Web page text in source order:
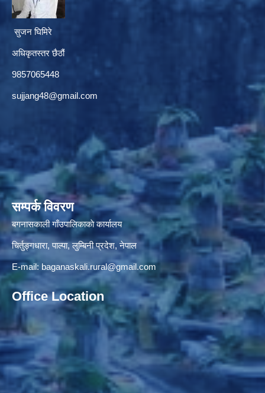
सुजन घिमिरे
अधिकृतस्तर छैठौं‌
9857065448
sujjang48@gmail.com
सम्पर्क विवरण
बगनासकाली गाँउपालिकाकाे कार्यालय
चिर्तुङ्गधारा, पाल्पा, लुम्बिनी प्रदेश, नेपाल
E-mail: baganaskali.rural@gmail.com
Office Location